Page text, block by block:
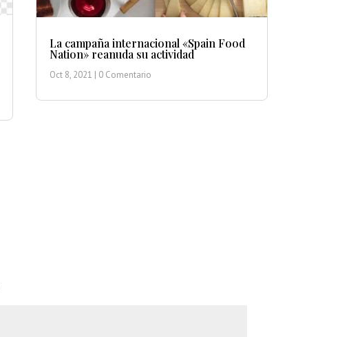
La campaña internacional «Spain Food
Nation» reanuda su actividad
Oct 8, 2021 | 0 Comentario